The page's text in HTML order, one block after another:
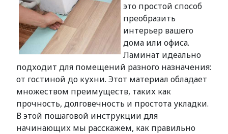
это простой способ
преобразить
интерьер вашего
дома или офиса.
Ламинат идеально
подходит для помещений разного назначения:
от гостиной до кухни. Этот материал обладает
множеством преимуществ, таких как
прочность, долговечность и простота укладки.
В этой пошаговой инструкции для
начинающих мы расскажем, как правильно